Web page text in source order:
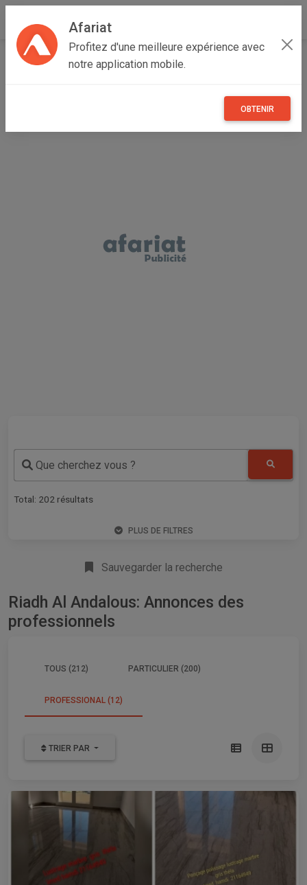
Afariat
Profitez d'une meilleure expérience avec
notre application mobile.
OBTENIR
Accueil Recherche Professionnel
Que cherchez vous ?
Total: 202 résultats
PLUS DE FILTRES
Sauvegarder la recherche
Riadh Al Andalous: Annonces des
professionnels
TOUS (212) PARTICULIER (200)
PROFESSIONAL (12)
TRIER PAR